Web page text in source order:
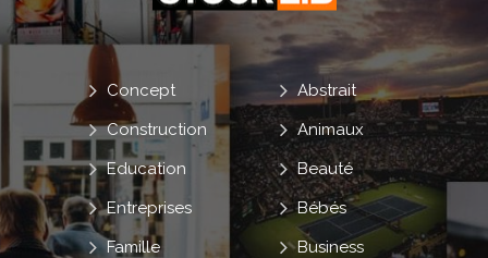
Abstrait
Animaux
Beauté
Bébés
Business
Concept
Construction
Education
Entreprises
Famille